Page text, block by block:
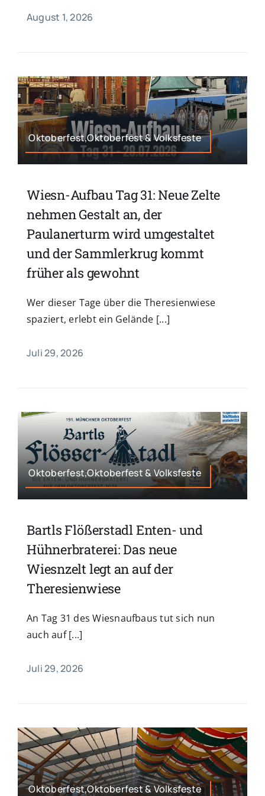
August 1, 2026
Oktoberfest,Oktoberfest & Volksfeste
Wiesn-Aufbau Tag 31: Neue Zelte
nehmen Gestalt an, der
Paulanerturm wird umgestaltet
und der Sammlerkrug kommt
früher als gewohnt
Wer dieser Tage über die Theresienwiese
spaziert, erlebt ein Gelände [...]
Juli 29, 2026
Oktoberfest,Oktoberfest & Volksfeste
Bartls Flößerstadl Enten- und
Hühnerbraterei: Das neue
Wiesnzelt legt an auf der
Theresienwiese
An Tag 31 des Wiesnaufbaus tut sich nun
auch auf [...]
Juli 29, 2026
Oktoberfest,Oktoberfest & Volksfeste